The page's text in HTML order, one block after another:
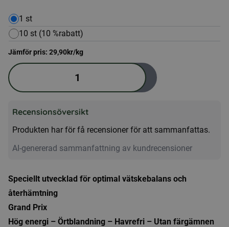
1 st
10 st (10 %rabatt)
Jämför pris: 29,90kr/kg
FIBRE
MASH
Vätska,
energi
smak
varje
tugga
mängd
Recensionsöversikt
Produkten har för få recensioner för att sammanfattas.
AI-genererad sammanfattning av kundrecensioner
Speciellt utvecklad för optimal vätskebalans och
återhämtning
Grand Prix
Hög energi – Örtblandning – Havrefri – Utan färgämnen